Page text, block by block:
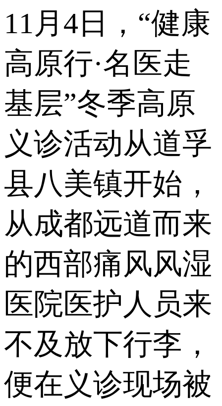
11月4日，“健康
高原行·名医走
基层”冬季高原
义诊活动从道孚
县八美镇开始，
从成都远道而来
的西部痛风风湿
医院医护人员来
不及放下行李，
便在义诊现场被